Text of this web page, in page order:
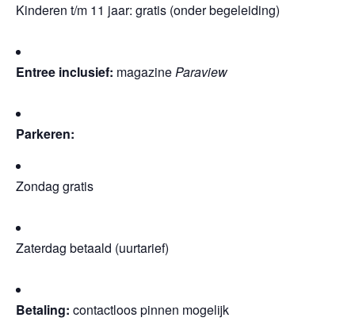
Kinderen t/m 11 jaar: gratis (onder begeleiding)
Entree inclusief: magazineParaview
Parkeren:
Zondag gratis
Zaterdag betaald (uurtarief)
Betaling: contactloos pinnen mogelijk